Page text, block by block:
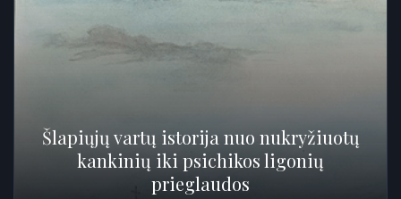
Šlapiųjų vartų istorija nuo nukryžiuotų
kankinių iki psichikos ligonių
prieglaudos